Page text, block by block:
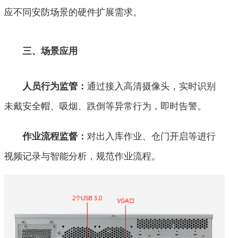
应不同安防场景的硬件扩展需求。
三、场景应用
人员行为监管：通过接入高清摄像头，实时识别
未戴安全帽、吸烟、跌倒等异常行为，即时告警。
作业流程监督：对出入库作业、仓门开启等进行
视频记录与智能分析，规范作业流程。